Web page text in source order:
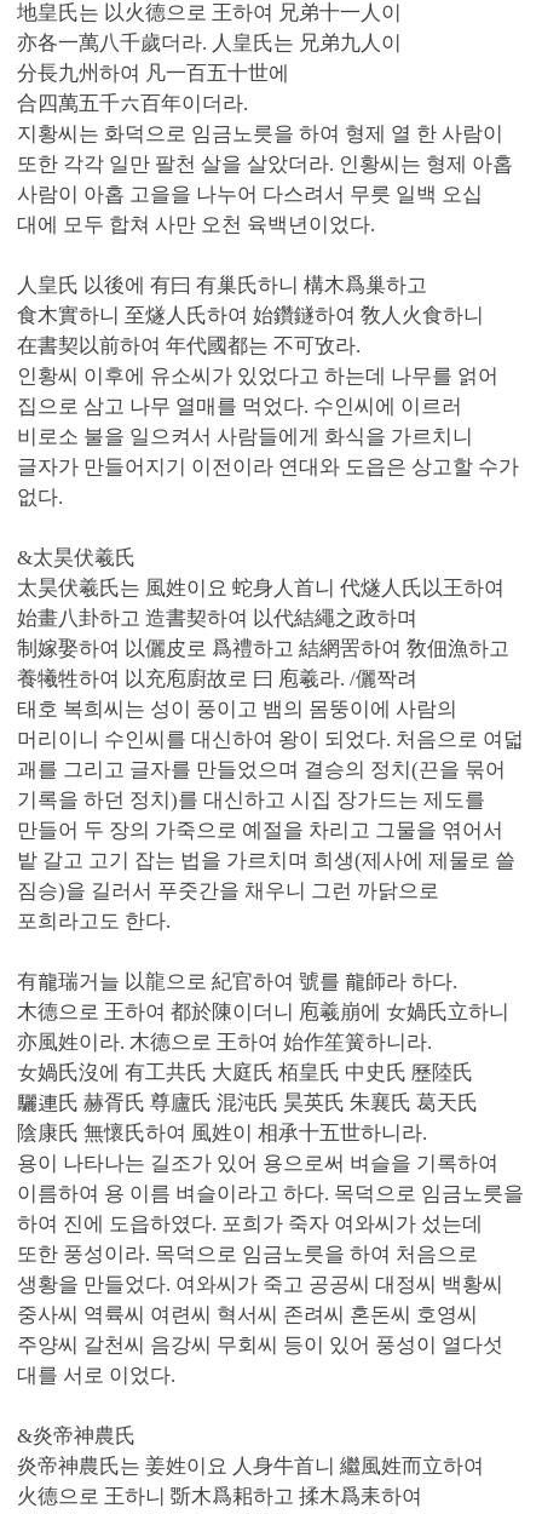
地皇氏는 以火德으로 王하여 兄弟十一人이
亦各一萬八千歲더라. 人皇氏는 兄弟九人이
分長九州하여 凡一百五十世에
合四萬五千六百年이더라.
지황씨는 화덕으로 임금노릇을 하여 형제 열 한 사람이
또한 각각 일만 팔천 살을 살았더라. 인황씨는 형제 아홉
사람이 아홉 고을을 나누어 다스려서 무릇 일백 오십
대에 모두 합쳐 사만 오천 육백년이었다.
人皇氏 以後에 有曰 有巢氏하니 構木爲巢하고
食木實하니 至燧人氏하여 始鑽鐩하여 敎人火食하니
在書契以前하여 年代國都는 不可攷라.
인황씨 이후에 유소씨가 있었다고 하는데 나무를 얽어
집으로 삼고 나무 열매를 먹었다. 수인씨에 이르러
비로소 불을 일으켜서 사람들에게 화식을 가르치니
글자가 만들어지기 이전이라 연대와 도읍은 상고할 수가
없다.
&太昊伏羲氏
太昊伏羲氏는 風姓이요 蛇身人首니 代燧人氏以王하여
始畫八卦하고 造書契하여 以代結繩之政하며
制嫁娶하여 以儷皮로 爲禮하고 結網罟하여 敎佃漁하고
養犧牲하여 以充庖廚故로 曰 庖羲라. /儷짝려
태호 복희씨는 성이 풍이고 뱀의 몸뚱이에 사람의
머리이니 수인씨를 대신하여 왕이 되었다. 처음으로 여덟
괘를 그리고 글자를 만들었으며 결승의 정치(끈을 묶어
기록을 하던 정치)를 대신하고 시집 장가드는 제도를
만들어 두 장의 가죽으로 예절을 차리고 그물을 엮어서
밭 갈고 고기 잡는 법을 가르치며 희생(제사에 제물로 쓸
짐승)을 길러서 푸줏간을 채우니 그런 까닭으로
포희라고도 한다.
有龍瑞거늘 以龍으로 紀官하여 號를 龍師라 하다.
木德으로 王하여 都於陳이더니 庖羲崩에 女媧氏立하니
亦風姓이라. 木德으로 王하여 始作笙簧하니라.
女媧氏沒에 有工共氏 大庭氏 栢皇氏 中史氏 歷陸氏
驪連氏 赫胥氏 尊廬氏 混沌氏 昊英氏 朱襄氏 葛天氏
陰康氏 無懷氏하여 風姓이 相承十五世하니라.
용이 나타나는 길조가 있어 용으로써 벼슬을 기록하여
이름하여 용 이름 벼슬이라고 하다. 목덕으로 임금노릇을
하여 진에 도읍하였다. 포희가 죽자 여와씨가 섰는데
또한 풍성이라. 목덕으로 임금노릇을 하여 처음으로
생황을 만들었다. 여와씨가 죽고 공공씨 대정씨 백황씨
중사씨 역륙씨 여련씨 혁서씨 존려씨 혼돈씨 호영씨
주양씨 갈천씨 음강씨 무회씨 등이 있어 풍성이 열다섯
대를 서로 이었다.
&炎帝神農氏
炎帝神農氏는 姜姓이요 人身牛首니 繼風姓而立하여
火德으로 王하니 斲木爲耜하고 揉木爲耒하여